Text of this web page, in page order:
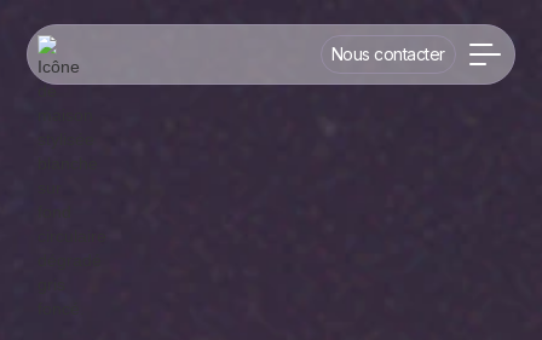
Nous contacter